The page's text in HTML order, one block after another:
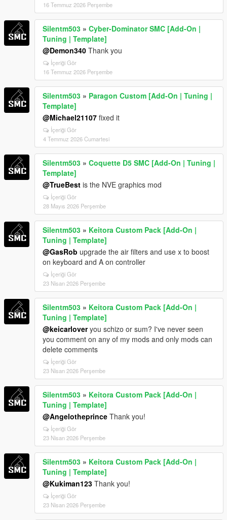
16 Temmuz 2026 Perşembe
Silentm503 » Cyber-Dominator SMC [Add-On |
Tuning | Template]
@Demon340 Thank you
İçeriği Gör
16 Temmuz 2026 Perşembe
Silentm503 » Paragon Custom [Add-On | Tuning |
Template]
@Michael21107 fixed it
İçeriği Gör
4 Temmuz 2026 Cumartesi
Silentm503 » Coquette D5 SMC [Add-On | Tuning |
Template]
@TrueBest is the NVE graphics mod
İçeriği Gör
28 Mayıs 2026 Perşembe
Silentm503 » Keitora Custom Pack [Add-On |
Tuning | Template]
@GasRob upgrade the air filters and use x to boost
on keyboard and A on controller
İçeriği Gör
23 Nisan 2026 Perşembe
Silentm503 » Keitora Custom Pack [Add-On |
Tuning | Template]
@keicarloveryou schizo or sum? I've never seen
you comment on any of my mods and only mods can
delete comments
İçeriği Gör
23 Nisan 2026 Perşembe
Silentm503 » Keitora Custom Pack [Add-On |
Tuning | Template]
@Angelotheprince Thank you!
İçeriği Gör
23 Nisan 2026 Perşembe
Silentm503 » Keitora Custom Pack [Add-On |
Tuning | Template]
@Kukiman123 Thank you!
İçeriği Gör
23 Nisan 2026 Perşembe